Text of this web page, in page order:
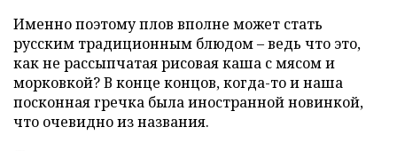
Именно поэтому плов вполне может стать
русским традиционным блюдом – ведь что это,
как не рассыпчатая рисовая каша с мясом и
морковкой? В конце концов, когда-то и наша
посконная гречка была иностранной новинкой,
что очевидно из названия.